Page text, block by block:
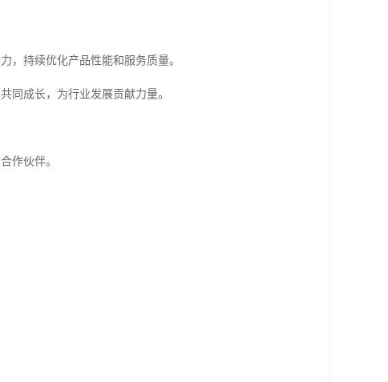
，持续优化产品性能和服务质量。
同成长，为行业发展贡献力量。
作伙伴。